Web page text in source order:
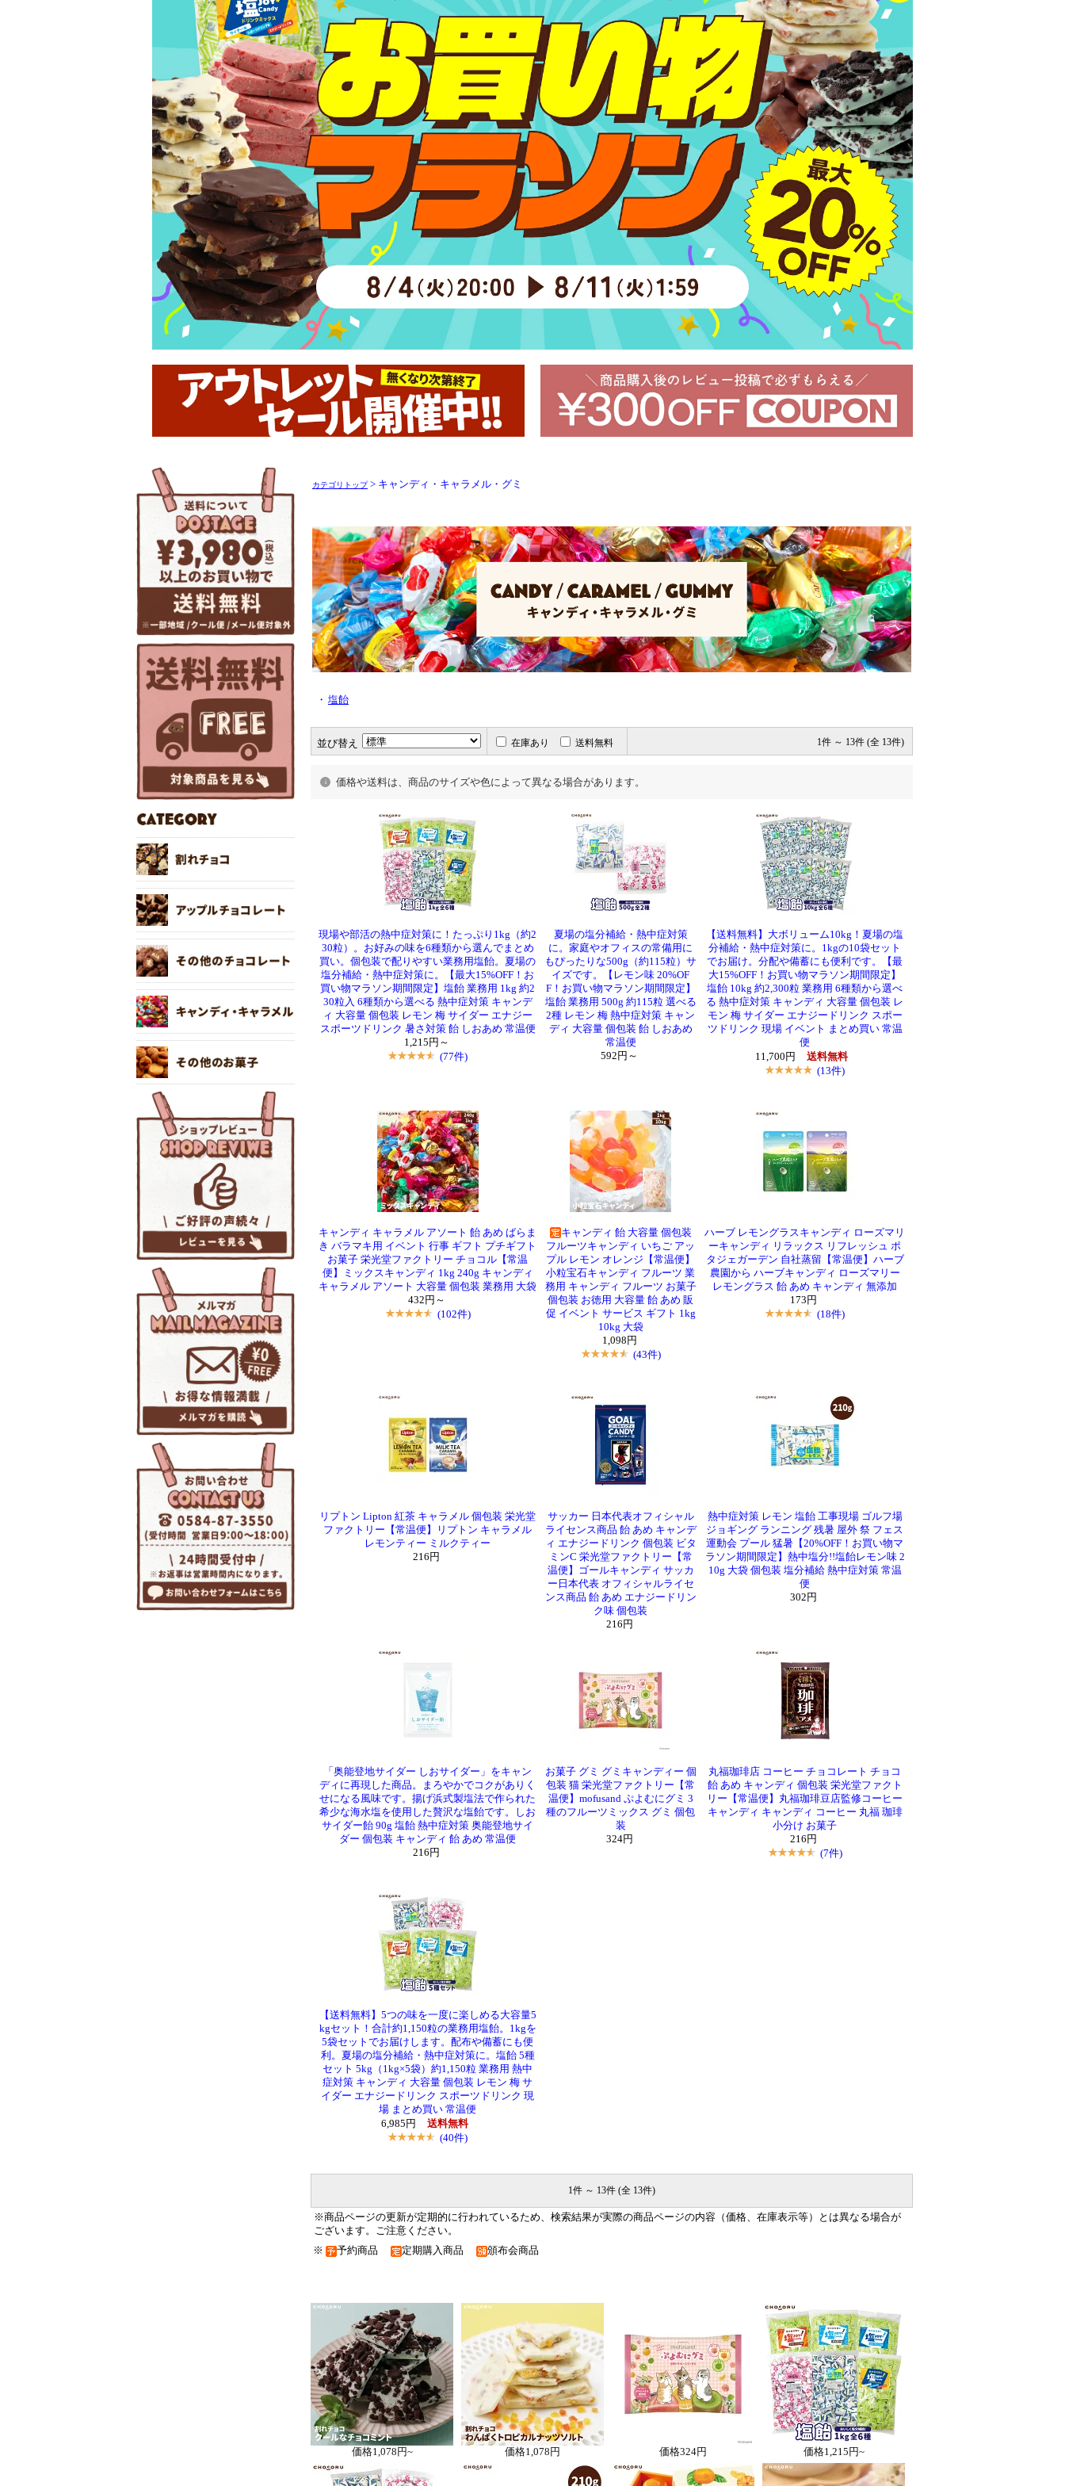
カテゴリトップ> キャンディ・キャラメル・グミ
・ 塩飴
並び替え 在庫あり 送料無料 1件 ～ 13件 (全 13件)
価格や送料は、商品のサイズや色によって異なる場合があります。
現場や部活の熱中症対策に！たっぷり1kg（約2
30粒）。お好みの味を6種類から選んでまとめ
買い。個包装で配りやすい業務用塩飴。夏場の
塩分補給・熱中症対策に。【最大15%OFF！お
買い物マラソン期間限定】塩飴 業務用 1kg 約2
30粒入 6種類から選べる 熱中症対策 キャンデ
ィ 大容量 個包装 レモン 梅 サイダー エナジー
スポーツドリンク 暑さ対策 飴 しおあめ 常温便
1,215円～
(77件)
夏場の塩分補給・熱中症対策
に。家庭やオフィスの常備用に
もぴったりな500g（約115粒）サ
イズです。【レモン味 20%OF
F！お買い物マラソン期間限定】
塩飴 業務用 500g 約115粒 選べる
2種 レモン 梅 熱中症対策 キャン
ディ 大容量 個包装 飴 しおあめ
常温便
592円～
【送料無料】大ボリューム10kg！夏場の塩
分補給・熱中症対策に。1kgの10袋セット
でお届け。分配や備蓄にも便利です。【最
大15%OFF！お買い物マラソン期間限定】
塩飴 10kg 約2,300粒 業務用 6種類から選べ
る 熱中症対策 キャンディ 大容量 個包装 レ
モン 梅 サイダー エナジードリンク スポー
ツドリンク 現場 イベント まとめ買い 常温
便
11,700円
送料無料
(13件)
キャンディ キャラメル アソート 飴 あめ ばらま
き バラマキ用 イベント 行事 ギフト プチギフト
お菓子 栄光堂ファクトリー チョコル【常温
便】ミックスキャンディ 1kg 240g キャンディ
キャラメル アソート 大容量 個包装 業務用 大袋
432円～
(102件)
キャンディ 飴 大容量 個包装
フルーツキャンディ いちご アッ
プル レモン オレンジ【常温便】
小粒宝石キャンディ フルーツ 業
務用 キャンディ フルーツ お菓子
個包装 お徳用 大容量 飴 あめ 販
促 イベント サービス ギフト 1kg
10kg 大袋
1,098円
(43件)
ハーブ レモングラスキャンディ ローズマリ
ーキャンディ リラックス リフレッシュ ポ
タジェガーデン 自社蒸留【常温便】ハーブ
農園から ハーブキャンディ ローズマリー
レモングラス 飴 あめ キャンディ 無添加
173円
(18件)
リプトン Lipton 紅茶 キャラメル 個包装 栄光堂
ファクトリー【常温便】リプトン キャラメル
レモンティー ミルクティー
216円
サッカー 日本代表オフィシャル
ライセンス商品 飴 あめ キャンデ
ィ エナジードリンク 個包装 ビタ
ミンC 栄光堂ファクトリー【常
温便】ゴールキャンディ サッカ
ー日本代表 オフィシャルライセ
ンス商品 飴 あめ エナジードリン
ク味 個包装
216円
熱中症対策 レモン 塩飴 工事現場 ゴルフ場
ジョギング ランニング 残暑 屋外 祭 フェス
運動会 プール 猛暑【20%OFF！お買い物マ
ラソン期間限定】熱中塩分!!塩飴レモン味 2
10g 大袋 個包装 塩分補給 熱中症対策 常温
便
302円
「奥能登地サイダー しおサイダー」をキャン
ディに再現した商品。まろやかでコクがありく
せになる風味です。揚げ浜式製塩法で作られた
希少な海水塩を使用した贅沢な塩飴です。しお
サイダー飴 90g 塩飴 熱中症対策 奥能登地サイ
ダー 個包装 キャンディ 飴 あめ 常温便
216円
お菓子 グミ グミキャンディー 個
包装 猫 栄光堂ファクトリー【常
温便】mofusand ぷよむにグミ 3
種のフルーツミックス グミ 個包
装
324円
丸福珈琲店 コーヒー チョコレート チョコ
飴 あめ キャンディ 個包装 栄光堂ファクト
リー【常温便】丸福珈琲豆店監修コーヒー
キャンディ キャンディ コーヒー 丸福 珈琲
小分け お菓子
216円
(7件)
【送料無料】5つの味を一度に楽しめる大容量5
kgセット！合計約1,150粒の業務用塩飴。1kgを
5袋セットでお届けします。配布や備蓄にも便
利。夏場の塩分補給・熱中症対策に。塩飴 5種
セット 5kg（1kg×5袋）約1,150粒 業務用 熱中
症対策 キャンディ 大容量 個包装 レモン 梅 サ
イダー エナジードリンク スポーツドリンク 現
場 まとめ買い 常温便
6,985円
送料無料
(40件)
1件 ～ 13件 (全 13件)
※商品ページの更新が定期的に行われているため、検索結果が実際の商品ページの内容（価格、在庫表示等）とは異なる場合が
ございます。ご注意ください。
※ 予約商品 定期購入商品 頒布会商品
価格1,078円~ 価格1,078円 価格324円 価格1,215円~